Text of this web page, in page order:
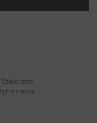
senza